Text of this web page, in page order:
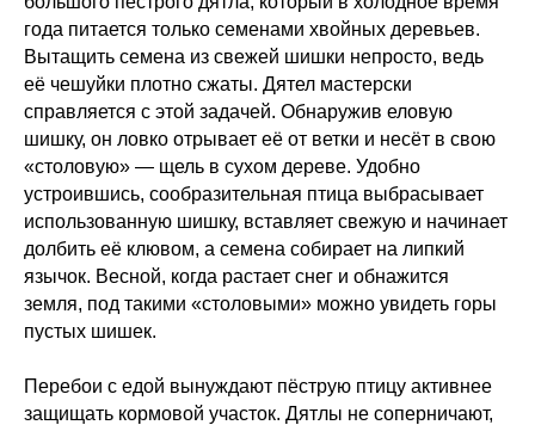
года питается только семенами хвойных деревьев.
Вытащить семена из свежей шишки непросто, ведь
её чешуйки плотно сжаты. Дятел мастерски
справляется с этой задачей. Обнаружив еловую
шишку, он ловко отрывает её от ветки и несёт в свою
«столовую» — щель в сухом дереве. Удобно
устроившись, сообразительная птица выбрасывает
использованную шишку, вставляет свежую и начинает
долбить её клювом, а семена собирает на липкий
язычок. Весной, когда растает снег и обнажится
земля, под такими «столовыми» можно увидеть горы
пустых шишек.
Перебои с едой вынуждают пёструю птицу активнее
защищать кормовой участок. Дятлы не соперничают,